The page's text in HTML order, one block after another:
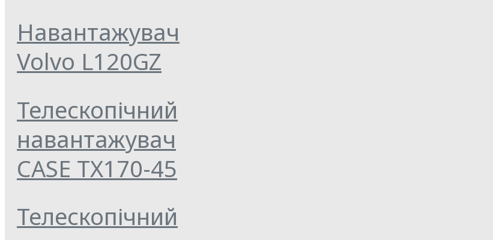
Навантажувач
Volvo L120GZ
Телескопічний
навантажувач
CASE TX170-45
Телескопічний